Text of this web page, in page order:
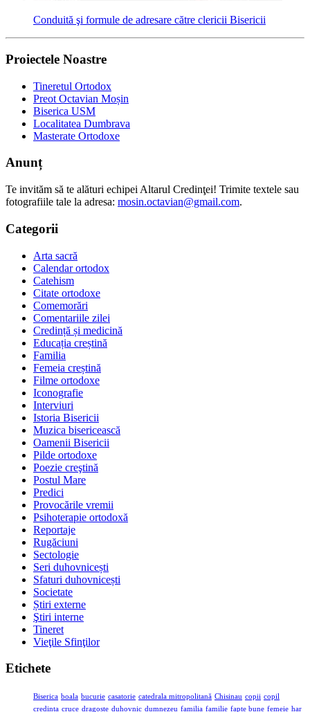
Conduită şi formule de adresare către clericii Bisericii
Proiectele Noastre
Tineretul Ortodox
Preot Octavian Moșin
Biserica USM
Localitatea Dumbrava
Masterate Ortodoxe
Anunț
Te invităm să te alături echipei Altarul Credinţei! Trimite textele sau
fotografiile tale la adresa: mosin.octavian@gmail.com.
Categorii
Arta sacră
Calendar ortodox
Catehism
Citate ortodoxe
Comemorări
Comentariile zilei
Credință și medicină
Educația creștină
Familia
Femeia creștină
Filme ortodoxe
Iconografie
Interviuri
Istoria Bisericii
Muzica bisericească
Oamenii Bisericii
Pilde ortodoxe
Poezie creştină
Postul Mare
Predici
Provocările vremii
Psihoterapie ortodoxă
Reportaje
Rugăciuni
Sectologie
Seri duhovnicești
Sfaturi duhovnicești
Societate
Știri externe
Ştiri interne
Tineret
Vieţile Sfinţilor
Etichete
Biserica boala bucurie casatorie catedrala mitropolitană Chisinau copii copil
credinta cruce dragoste duhovnic dumnezeu familia familie fapte bune femeie har